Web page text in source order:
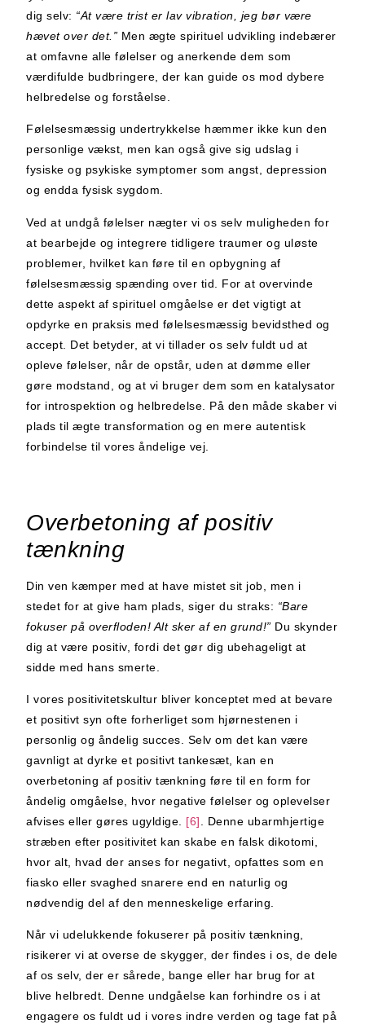
dig selv: “At være trist er lav vibration, jeg bør være
hævet over det.” Men ægte spirituel udvikling indebærer
at omfavne alle følelser og anerkende dem som
værdifulde budbringere, der kan guide os mod dybere
helbredelse og forståelse.
Følelsesmæssig undertrykkelse hæmmer ikke kun den
personlige vækst, men kan også give sig udslag i
fysiske og psykiske symptomer som angst, depression
og endda fysisk sygdom.
Ved at undgå følelser nægter vi os selv muligheden for
at bearbejde og integrere tidligere traumer og uløste
problemer, hvilket kan føre til en opbygning af
følelsesmæssig spænding over tid. For at overvinde
dette aspekt af spirituel omgåelse er det vigtigt at
opdyrke en praksis med følelsesmæssig bevidsthed og
accept. Det betyder, at vi tillader os selv fuldt ud at
opleve følelser, når de opstår, uden at dømme eller
gøre modstand, og at vi bruger dem som en katalysator
for introspektion og helbredelse. På den måde skaber vi
plads til ægte transformation og en mere autentisk
forbindelse til vores åndelige vej.
Overbetoning af positiv
tænkning
Din ven kæmper med at have mistet sit job, men i
stedet for at give ham plads, siger du straks: “Bare
fokuser på overfloden! Alt sker af en grund!” Du skynder
dig at være positiv, fordi det gør dig ubehageligt at
sidde med hans smerte.
I vores positivitetskultur bliver konceptet med at bevare
et positivt syn ofte forherliget som hjørnestenen i
personlig og åndelig succes. Selv om det kan være
gavnligt at dyrke et positivt tankesæt, kan en
overbetoning af positiv tænkning føre til en form for
åndelig omgåelse, hvor negative følelser og oplevelser
afvises eller gøres ugyldige. [6]
. Denne ubarmhjertige
stræben efter positivitet kan skabe en falsk dikotomi,
hvor alt, hvad der anses for negativt, opfattes som en
fiasko eller svaghed snarere end en naturlig og
nødvendig del af den menneskelige erfaring.
Når vi udelukkende fokuserer på positiv tænkning,
risikerer vi at overse de skygger, der findes i os, de dele
af os selv, der er sårede, bange eller har brug for at
blive helbredt. Denne undgåelse kan forhindre os i at
engagere os fuldt ud i vores indre verden og tage fat på